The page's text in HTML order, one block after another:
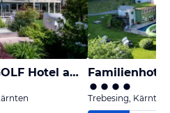
das Balance - SPA & GOLF Hotel am Wörthersee
Trebesing, Kärnten